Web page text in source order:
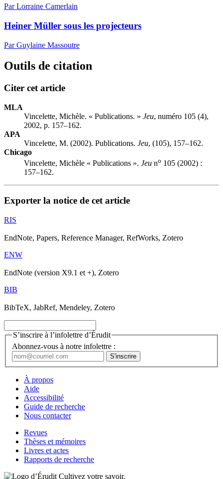
Par Lorraine Camerlain
Heiner Müller sous les projecteurs
Par Guylaine Massoutre
Outils de citation
Citer cet article
MLA
Vincelette, Michèle. « Publications. » Jeu, numéro 105 (4),
2002, p. 157–162.
APA
Vincelette, M. (2002). Publications. Jeu, (105), 157–162.
Chicago
Vincelette, Michèle « Publications ». Jeu no 105 (2002) :
157–162.
Exporter la notice de cet article
RIS
EndNote, Papers, Reference Manager, RefWorks, Zotero
ENW
EndNote (version X9.1 et +), Zotero
BIB
BibTeX, JabRef, Mendeley, Zotero
S’inscrire à l’infolettre d’Érudit
Abonnez-vous à notre infolettre :
À propos
Aide
Accessibilité
Guide de recherche
Nous contacter
Revues
Thèses et mémoires
Livres et actes
Rapports de recherche
Cultivez votre savoir.